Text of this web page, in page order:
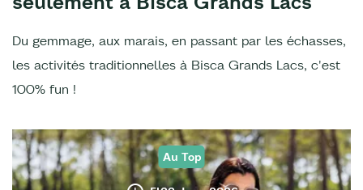
Du gemmage, aux marais, en passant par les échasses,
les activités traditionnelles à Bisca Grands Lacs, c'est
100% fun !
Au Top